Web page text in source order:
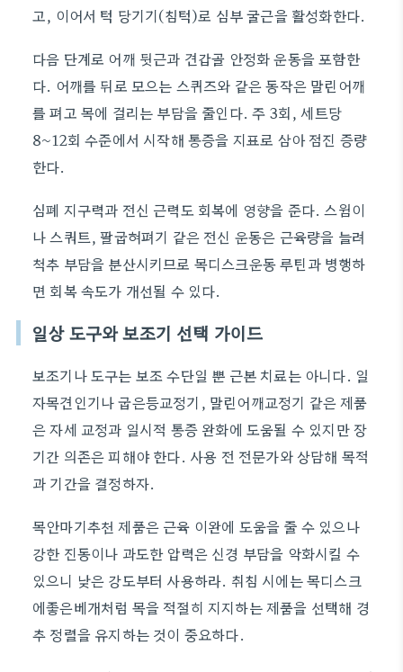
고, 이어서 턱 당기기(침턱)로 심부 굴근을 활성화한다.
다음 단계로 어깨 뒷근과 견갑골 안정화 운동을 포함한
다. 어깨를 뒤로 모으는 스퀴즈와 같은 동작은 말린어깨
를 펴고 목에 걸리는 부담을 줄인다. 주 3회, 세트당
8~12회 수준에서 시작해 통증을 지표로 삼아 점진 증량
한다.
심폐 지구력과 전신 근력도 회복에 영향을 준다. 스윔이
나 스쿼트, 팔굽혀펴기 같은 전신 운동은 근육량을 늘려
척추 부담을 분산시키므로 목디스크운동 루틴과 병행하
면 회복 속도가 개선될 수 있다.
일상 도구와 보조기 선택 가이드
보조기나 도구는 보조 수단일 뿐 근본 치료는 아니다. 일
자목견인기나 굽은등교정기, 말린어깨교정기 같은 제품
은 자세 교정과 일시적 통증 완화에 도움될 수 있지만 장
기간 의존은 피해야 한다. 사용 전 전문가와 상담해 목적
과 기간을 결정하자.
목안마기추천 제품은 근육 이완에 도움을 줄 수 있으나
강한 진동이나 과도한 압력은 신경 부담을 악화시킬 수
있으니 낮은 강도부터 사용하라. 취침 시에는 목디스크
에좋은베개처럼 목을 적절히 지지하는 제품을 선택해 경
추 정렬을 유지하는 것이 중요하다.